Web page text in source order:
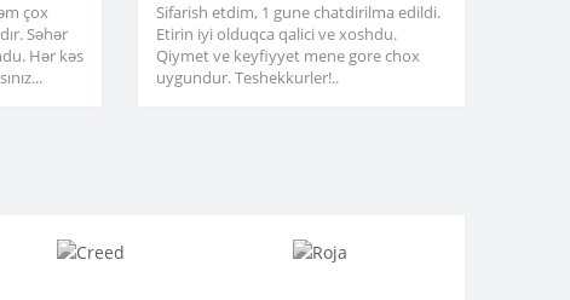
çox
Səhər
Hər kəs
Sifarish etdim, 1 gune chatdirilma edildi.
Etirin iyi olduqca qalici ve xoshdu.
Qiymet ve keyfiyyet mene gore chox
uygundur. Teshekkurler!..